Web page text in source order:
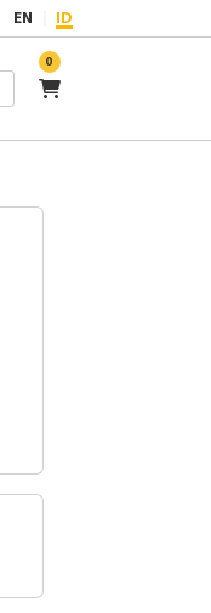
EN ID
0